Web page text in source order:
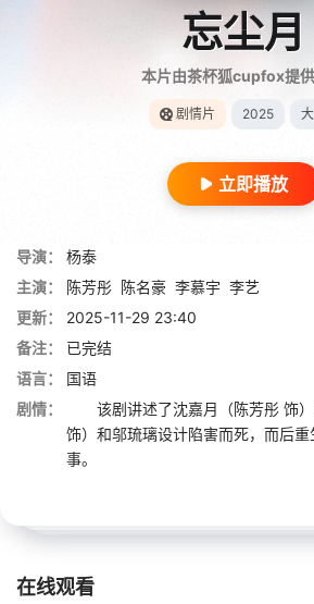
忘尘月
本片由茶杯狐cupfox提
剧情片 2025
立即播放
导演：
杨泰
主演：
陈芳彤 陈名豪 李慕宇 李艺
更新：
2025-11-29 23:40
备注：
已完结
语言：
国语
剧情：
该剧讲述了沈嘉月（陈芳彤 饰）
饰）和邬琉璃设计陷害而死，而后
事。
在线观看